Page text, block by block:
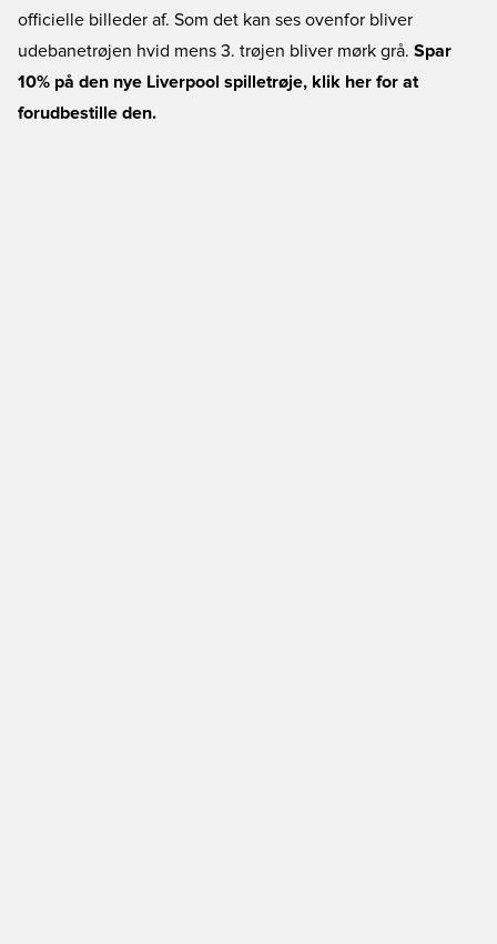
officielle billeder af. Som det kan ses ovenfor bliver
udebanetrøjen hvid mens 3. trøjen bliver mørk grå. Spar
10% på den nye Liverpool spilletrøje, klik her for at
forudbestille den.